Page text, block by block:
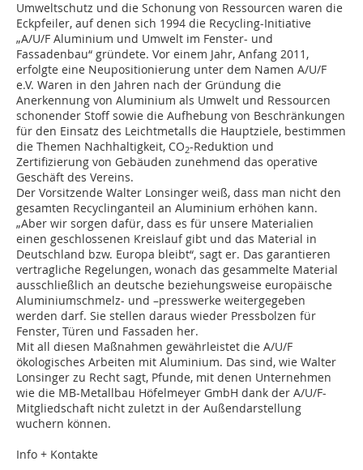
Umweltschutz und die Schonung von Ressourcen waren die
Eckpfeiler, auf denen sich 1994 die Recycling-Initiative
„A/U/F Aluminium und Umwelt im Fenster- und
Fassadenbau“ gründete. Vor einem Jahr, Anfang 2011,
erfolgte eine Neupositionierung unter dem Namen A/U/F
e.V. Waren in den Jahren nach der Gründung die
Anerkennung von Aluminium als Umwelt und Ressourcen
schonender Stoff sowie die Aufhebung von Beschränkungen
für den Einsatz des Leichtmetalls die Hauptziele, bestimmen
die Themen Nachhaltigkeit, CO2-Reduktion und
Zertifizierung von Gebäuden zunehmend das operative
Geschäft des Vereins.
Der Vorsitzende Walter Lonsinger weiß, dass man nicht den
gesamten Recyclinganteil an Aluminium erhöhen kann.
„Aber wir sorgen dafür, dass es für unsere Materialien
einen geschlossenen Kreislauf gibt und das Material in
Deutschland bzw. Europa bleibt“, sagt er. Das garantieren
vertragliche Regelungen, wonach das gesammelte Material
ausschließlich an deutsche beziehungsweise europäische
Aluminiumschmelz- und –presswerke weitergegeben
werden darf. Sie stellen daraus wieder Pressbolzen für
Fenster, Türen und Fassaden her.
Mit all diesen Maßnahmen gewährleistet die A/U/F
ökologisches Arbeiten mit Aluminium. Das sind, wie Walter
Lonsinger zu Recht sagt, Pfunde, mit denen Unternehmen
wie die MB-Metallbau Höfelmeyer GmbH dank der A/U/F-
Mitgliedschaft nicht zuletzt in der Außendarstellung
wuchern können.
Info + Kontakte